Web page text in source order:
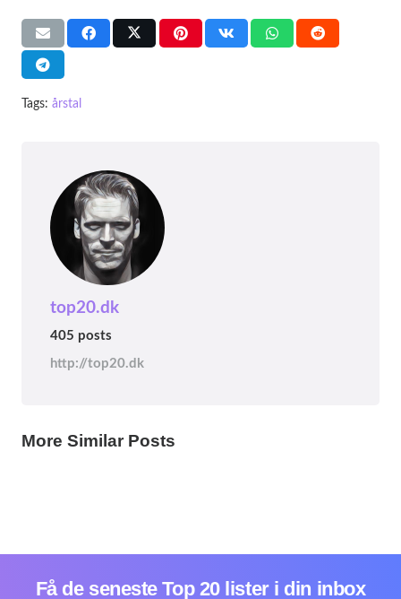
Tags: årstal
top20.dk
405 posts
http://top20.dk
More Similar Posts
1 year ago
1 year ago
Få de seneste Top 20 lister i din inbox